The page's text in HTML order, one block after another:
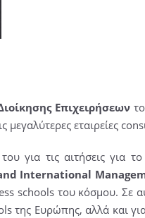
Επιχειρήσεων
εταιρείες
για τις αιτήσεις για
International
schools του κόσμου. Σε
της Ευρώπης, αλλά και